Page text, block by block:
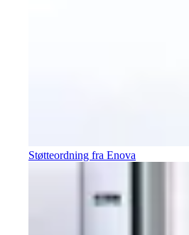
Støtteordning fra Enova